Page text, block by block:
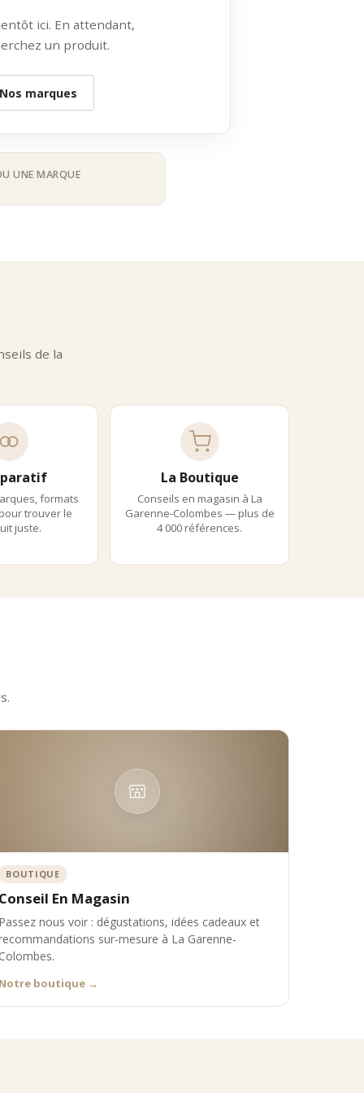
de qualité supérieurs, intégrant créativité, précision et
pour leur fraîcheur, leur origine et leur régularité.
Premium
grâce à une sélection fondée sur l’expérience réelle du
Nourisson, en lien direct avec :
de l’apéritif premium, capable de rivaliser avec les grandes
ici. En attendant,
un produit.
Nos marques
UNE MARQUE
de la
formats
trouver le
juste.
La Boutique
Conseils en magasin à La
Garenne-Colombes — plus de
4 000 références.
BOUTIQUE
Conseil En Magasin
Passez nous voir : dégustations, idées cadeaux et
sur-mesure à La Garenne-
Colombes.
Notre boutique →